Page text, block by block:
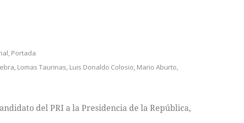
Portada
Lomas Taurinas Luis Donaldo Colosio Mario Aburto
del PRI a la Presidencia de la República,